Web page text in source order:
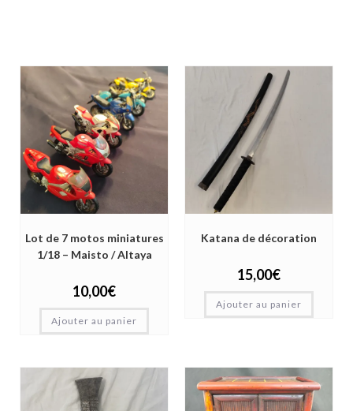
Lot de 7 motos miniatures
1/18 – Maisto / Altaya
10,00€
Ajouter au panier
Katana de décoration
15,00€
Ajouter au panier